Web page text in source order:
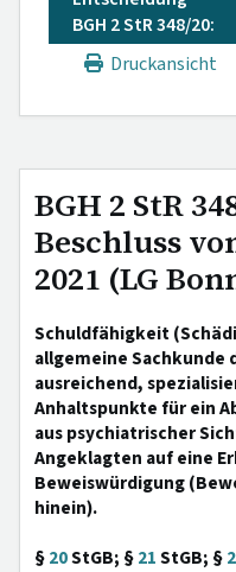
BGH 2 StR 348/20:
Druckansicht
BGH 2 StR
Beschluss
2021 (LG
Schuldfähigkeit
allgemeine Sachkunde
ausreichend,
Anhaltspunkte für ein
aus psychiatrischer
Angeklagten auf eine
Beweiswürdigung
hinein).
§20StGB; §21StGB; §